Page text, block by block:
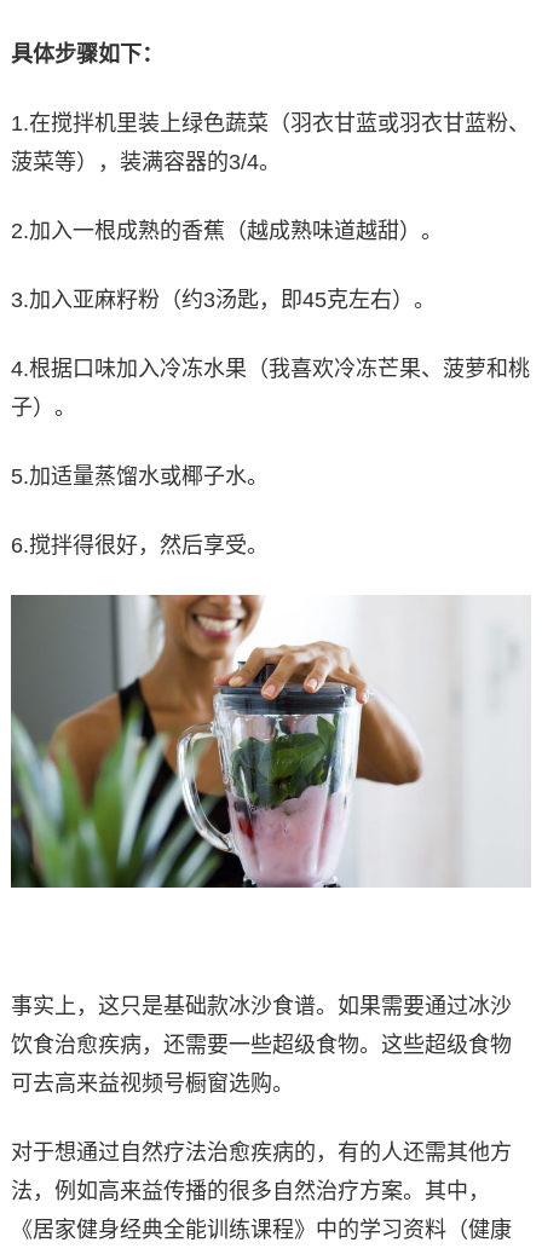
具体步骤如下：
1.在搅拌机里装上绿色蔬菜（羽衣甘蓝或羽衣甘蓝粉、
菠菜等），装满容器的3/4。
2.加入一根成熟的香蕉（越成熟味道越甜）。
3.加入亚麻籽粉（约3汤匙，即45克左右）。
4.根据口味加入冷冻水果（我喜欢冷冻芒果、菠萝和桃
子）。
5.加适量蒸馏水或椰子水。
6.搅拌得很好，然后享受。
事实上，这只是基础款冰沙食谱。如果需要通过冰沙
饮食治愈疾病，还需要一些超级食物。这些超级食物
可去高来益视频号橱窗选购。
对于想通过自然疗法治愈疾病的，有的人还需其他方
法，例如高来益传播的很多自然治疗方案。其中，
《居家健身经典全能训练课程》中的学习资料（健康